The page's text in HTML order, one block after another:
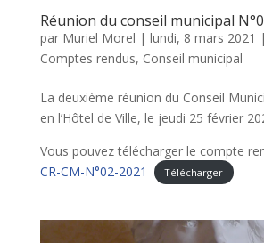
Réunion du conseil municipal
par Muriel Morel | lundi, 8 mars 2021 |
Comptes rendus, Conseil municipal
La deuxième réunion du Conseil
en l’Hôtel de Ville, le jeudi 25 février
Vous pouvez télécharger le compte
CR-CM-N°02-2021
Télécharger